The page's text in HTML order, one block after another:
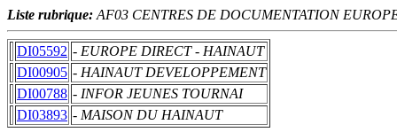
Liste rubrique: AF03 CENTRES DE DOCUMENTATION
DI05592 - EUROPE DIRECT - HAINAUT
DI00905 - HAINAUT DEVELOPPEMENT
DI00788 - INFOR JEUNES TOURNAI
DI03893 - MAISON DU HAINAUT